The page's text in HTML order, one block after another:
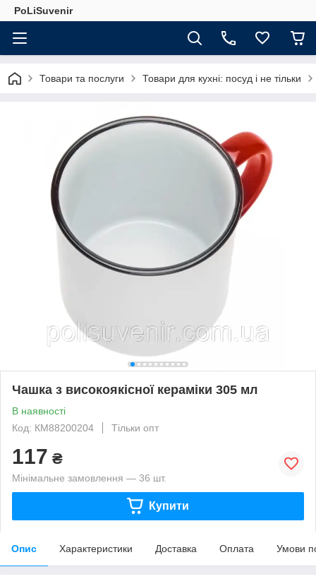
PoLiSuvenir
Товари та послуги Товари для кухні: посуд і не тільки
Чашка ​​з високоякісної кераміки 305 мл
В наявності
Код: КМ88200204
Тільки опт
117 ₴
Мінімальне замовлення — 36 шт.
Купити
Опис Характеристики Доставка Оплата Умови